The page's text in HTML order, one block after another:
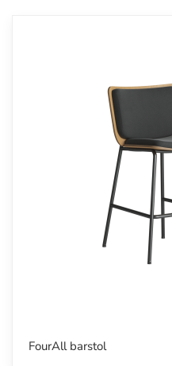
FourAll barstol